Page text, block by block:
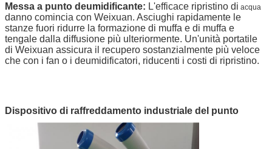
Messa a punto deumidificante: L'efficace ripristino di acqua
danno comincia con Weixuan. Asciughi rapidamente le
stanze fuori ridurre la formazione di muffa e di muffa e
tengale dalla diffusione più ulteriormente. Un'unità portatile
di Weixuan assicura il recupero sostanzialmente più veloce
che con i fan o i deumidificatori, riducenti i costi di ripristino.
Dispositivo di raffreddamento industriale del punto